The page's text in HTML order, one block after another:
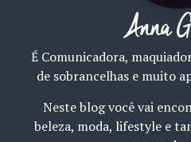
Anna
É Comunicadora,
de sobrancelhas e muito
Neste blog você vai
beleza, moda, lifestyle e